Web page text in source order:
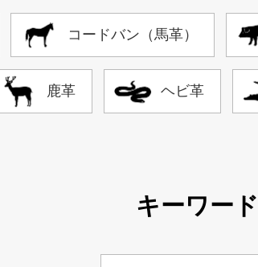
コードバン（馬革）
鹿革 ヘビ革
キーワー